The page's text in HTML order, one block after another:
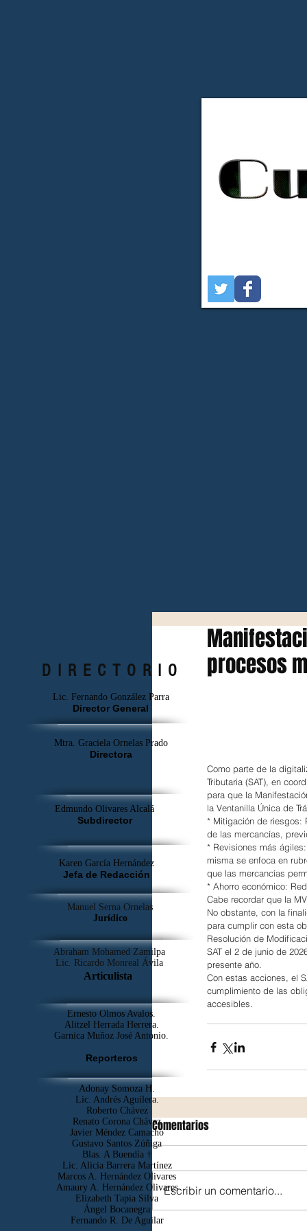
procesos
Como parte de la
Tributaria (SAT), en
para que la
la Ventanilla Única de
* Mitigación de riesgos:
de las mercancías,
* Revisiones más
misma se enfoca en
que las mercancías
* ⁠Ahorro económico:
Cabe recordar que la
No obstante, con la
para cumplir con esta
Resolución de
SAT el 2 de junio de
presente año.
Con estas acciones, el
cumplimiento de las
accesibles.
Comentarios
Escribir un comentario...
DIRECTORIO
Lic. Fernando González Parra
Director General
Mtra. Graciela Ornelas Prado
Directora
Edmundo Olivares Alcalá
Subdirector
Karen García Hernández
Jefa de Redacción
Manuel Serna Ornelas
Jurídico
Abraham Mohamed Zamilpa
Lic. Ricardo Monreal Ávila
Articulista
Ernesto Olmos Avalos.
Alitzel Herrada Herrera.
Garnica Muñoz José Antonio.
Reporteros
Adonay Somoza H.
Lic. Andrés Aguilera.
Roberto Chávez
Renato Corona Chávez
Javier Méndez Camacho
Gustavo Santos Zúñiga
Blas. A Buendía †
​Lic. Alicia Barrera Martínez
Marcos A. Hernández Olivares
Amaury A. Hernández Olivares
Elizabeth Tapia Silva
Ángel Bocanegra
Fernando R. De Aguilar